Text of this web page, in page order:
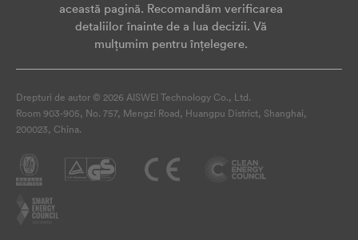
această pagină. Recomandăm verificarea
detaliilor înainte de a lua decizii. Vă
mulțumim pentru înțelegere.
Drepturi de autor © 2026 AISWEI Technology Co., Ltd.
Room 903-905, No. 757, Mengzi Road, Huangpu District, Shanghai,
200023, China.